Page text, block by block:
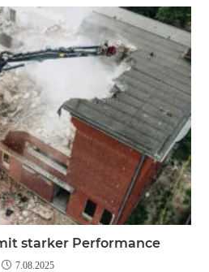
starker Performance
7.08.2025